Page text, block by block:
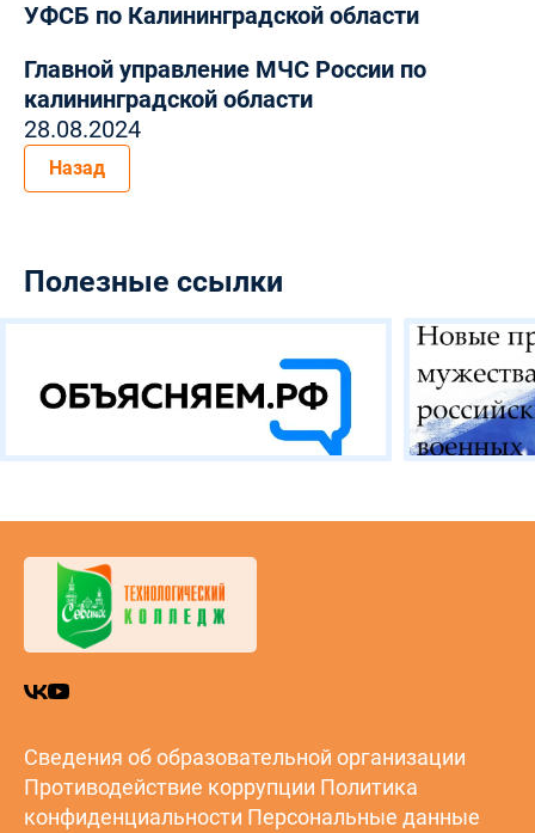
УФСБ по Калининградской области
Главной управление МЧС России по
калининградской области
28.08.2024
Назад
Полезные ссылки
Сведения об образовательной организации
Противодействие коррупции Политика
конфиденциальности Персональные данные